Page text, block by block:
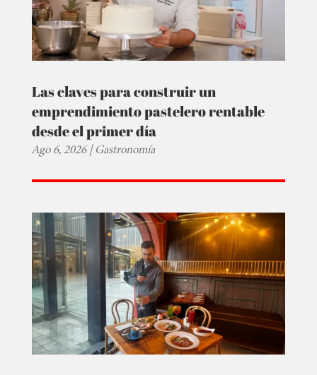
Las claves para construir un
emprendimiento pastelero rentable
desde el primer día
Ago 6, 2026|Gastronomía